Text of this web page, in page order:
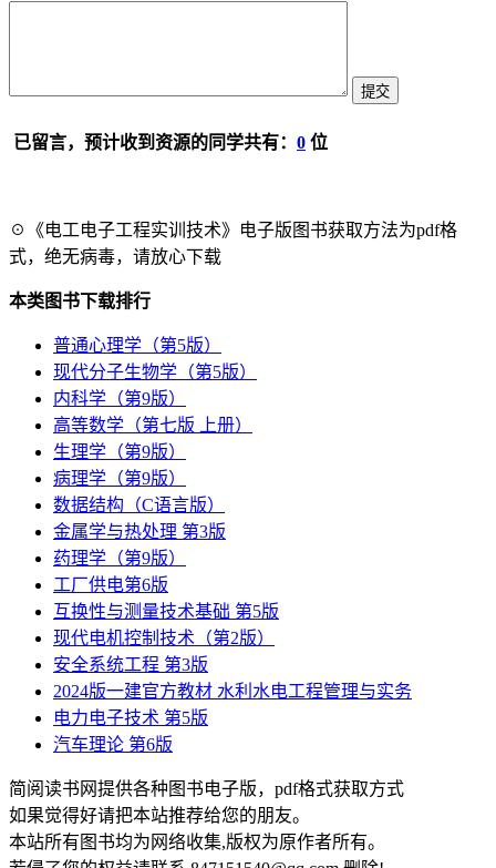
已留言，预计收到资源的同学共有： 0 位
☉《电工电子工程实训技术》电子版图书获取方法为pdf格
式，绝无病毒，请放心下载
本类图书下载排行
普通心理学（第5版）
现代分子生物学（第5版）
内科学（第9版）
高等数学（第七版 上册）
生理学（第9版）
病理学（第9版）
数据结构（C语言版）
金属学与热处理 第3版
药理学（第9版）
工厂供电第6版
互换性与测量技术基础 第5版
现代电机控制技术（第2版）
安全系统工程 第3版
2024版一建官方教材 水利水电工程管理与实务
电力电子技术 第5版
汽车理论 第6版
简阅读书网提供各种图书电子版，pdf格式获取方式
如果觉得好请把本站推荐给您的朋友。
本站所有图书均为网络收集,版权为原作者所有。